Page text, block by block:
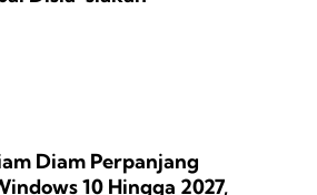
Diam Perpanjang
10 Hingga 2027,